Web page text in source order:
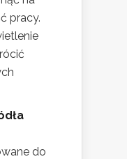
pracy.
do